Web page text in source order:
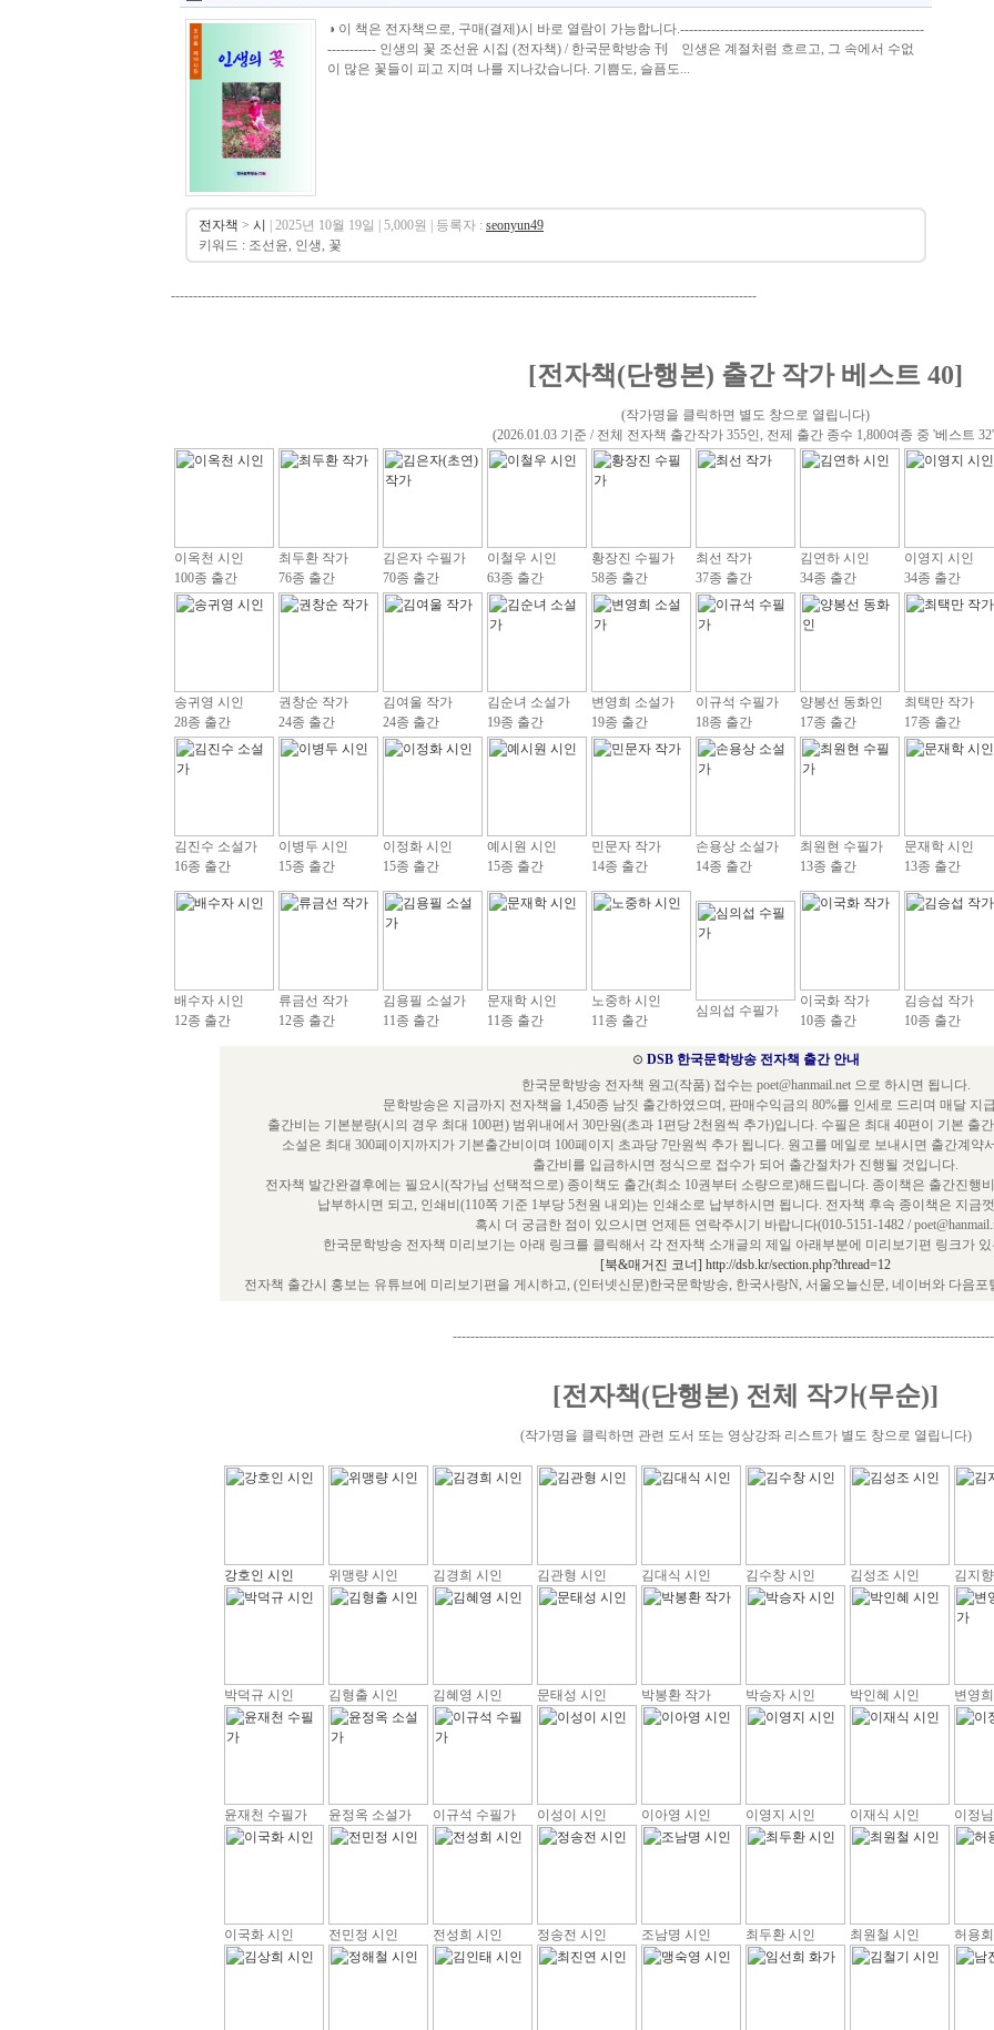
◑ 이 책은 전자책으로, 구매(결제)시 바로 열람이 가능합니다.-------------------------------------------------------
----------- 인생의 꽃 조선윤 시집 (전자책) / 한국문학방송 刊 인생은 계절처럼 흐르고, 그 속에서 수없
이 많은 꽃들이 피고 지며 나를 지나갔습니다. 기쁨도, 슬픔도...
전자책 > 시 | 2025년 10월 19일 | 5,000원 | 등록자 : seonyun49
키워드 : 조선윤, 인생, 꽃
------------------------------------------------------------------------------------------------------------------------------------
[전자책(단행본) 출간 작가 베스트 40]
(작가명을 클릭하면 별도 창으로 열립니다)
(2026.01.03 기준 / 전체 전자책 출간작가 355인, 전제 출간 종수 1,800여종 중 '베스트
이옥천 시인
100종 출간
최두환 작가
76종 출간
김은자 수필가
70종 출간
이철우 시인
63종 출간
황장진 수필가
58종 출간
최선 작가
37종 출간
김연하 시인
34종 출간
이영지 시인
34종 출간
송귀영 시인
28종 출간
권창순 작가
24종 출간
김여울 작가
24종 출간
김순녀 소설가
19종 출간
변영희 소설가
19종 출간
이규석 수필가
18종 출간
양봉선 동화인
17종 출간
최택만 작가
17종 출간
김진수 소설가
16종 출간
이병두 시인
15종 출간
이정화 시인
15종 출간
예시원 시인
15종 출간
민문자 작가
14종 출간
손용상 소설가
14종 출간
최원현 수필가
13종 출간
문재학 시인
13종 출간
배수자 시인
12종 출간
류금선 작가
12종 출간
김용필 소설가
11종 출간
문재학 시인
11종 출간
노중하 시인
11종 출간
심의섭 수필가
이국화 작가
10종 출간
김승섭 작가
10종 출간
⊙ DSB 한국문학방송 전자책 출간 안내
한국문학방송 전자책 원고(작품) 접수는 poet@hanmail.net 으로 하시면 됩니다.
문학방송은 지금까지 전자책을 1,450종 남짓 출간하였으며, 판매수익금의 80%를 인세로 드리며 매달 지
출간비는 기본분량(시의 경우 최대 100편) 범위내에서 30만원(초과 1편당 2천원씩 추가)입니다. 수필은 최대 40편이 기본 출
소설은 최대 300페이지까지가 기본출간비이며 100페이지 초과당 7만원씩 추가 됩니다. 원고를 메일로 보내시면 출간계약
출간비를 입금하시면 정식으로 접수가 되어 출간절차가 진행될 것입니다.
전자책 발간완결후에는 필요시(작가님 선택적으로) 종이책도 출간(최소 10권부터 소량으로)해드립니다. 종이책은 출간진행
납부하시면 되고, 인쇄비(110쪽 기준 1부당 5천원 내외)는 인쇄소로 납부하시면 됩니다. 전자책 후속 종이책은 지금
혹시 더 궁금한 점이 있으시면 언제든 연락주시기 바랍니다(010-5151-1482 /
한국문학방송 전자책 미리보기는 아래 링크를 클릭해서 각 전자책 소개글의 제일 아래부분에 미리보기편 링크가
[북&매거진 코너] http://dsb.kr/section.php?thread=12
전자책 출간시 홍보는 유튜브에 미리보기편을 게시하고, (인터넷신문)한국문학방송, 한국사랑N, 서울오늘신문, 네이버와 다음
[전자책(단행본) 전체 작가(무순)]
(작가명을 클릭하면 관련 도서 또는 영상강좌 리스트가 별도 창으로 열립니다)
강호인 시인 위맹량 시인 김경희 시인 김관형 시인 김대식 시인 김수창 시인 김성조 시인 김지
박덕규 시인 김형출 시인 김혜영 시인 문태성 시인 박봉환 작가 박승자 시인 박인혜 시인 변영
윤재천 수필가 윤정옥 소설가 이규석 수필가 이성이 시인 이아영 시인 이영지 시인 이재식 시인 이정
이국화 시인 전민정 시인 전성희 시인 정송전 시인 조남명 시인 최두환 시인 최원철 시인 허용